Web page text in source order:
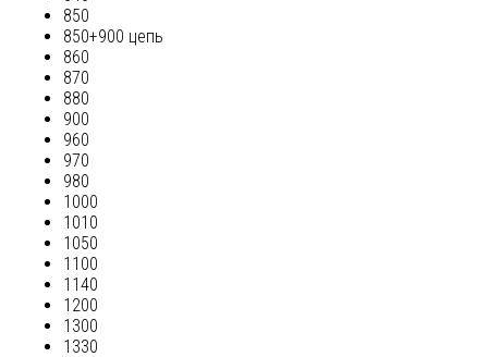
850
850+900 цепь
860
870
880
900
960
970
980
1000
1010
1050
1100
1140
1200
1300
1330